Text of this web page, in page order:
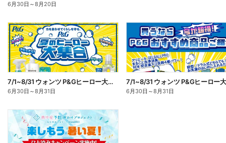
6月30日 ～8月20日
7/1~8/31 ウォンツ P&Gヒーロー大集合キャンペーン企画ー1
6月30日 ～8月31日 6月30日 ～8月31日